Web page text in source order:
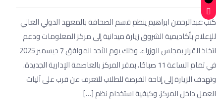
كتب:عبدالرحمن ابراهيم ينظم قسم الصحافة بالمعهد الدولي العالي
للإعلام بأكاديمية الشروق زيارة ميدانية إلى مركز المعلومات ودعم
اتخاذ القرار بمجلس الوزراء، وذلك يوم الأحد الموافق 7 ديسمبر 2025
في تمام الساعة 11 صباحًا، بمقر المركز بالعاصمة الإدارية الجديدة.
وتهدف الزيارة إلى إتاحة الفرصة للطلاب للتعرف عن قرب على آليات
العمل داخل المركز، وكيفية استخدام نظم […]